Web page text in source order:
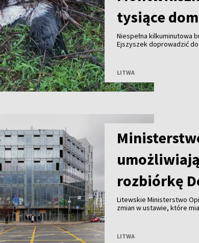
tysiące
Niespełna kilkuminutowa
Ejszyszek doprowadzić
LITWA
rozbiórkę
Litewskie Ministerstwo
zmian w ustawie, które
LITWA